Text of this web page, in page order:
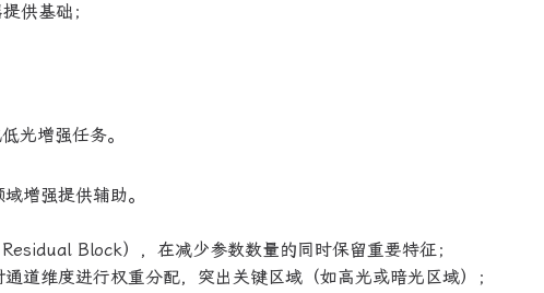
供基础；
光增强任务。
增强提供辅助。
Block），在减少参数数量的同时保留重要特征；
道维度进行权重分配，突出关键区域（如高光或暗光区域）；